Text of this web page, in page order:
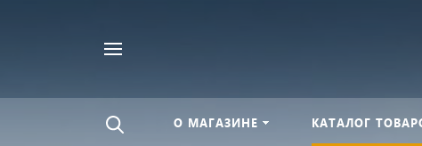
О МАГАЗИНЕ КАТАЛОГ